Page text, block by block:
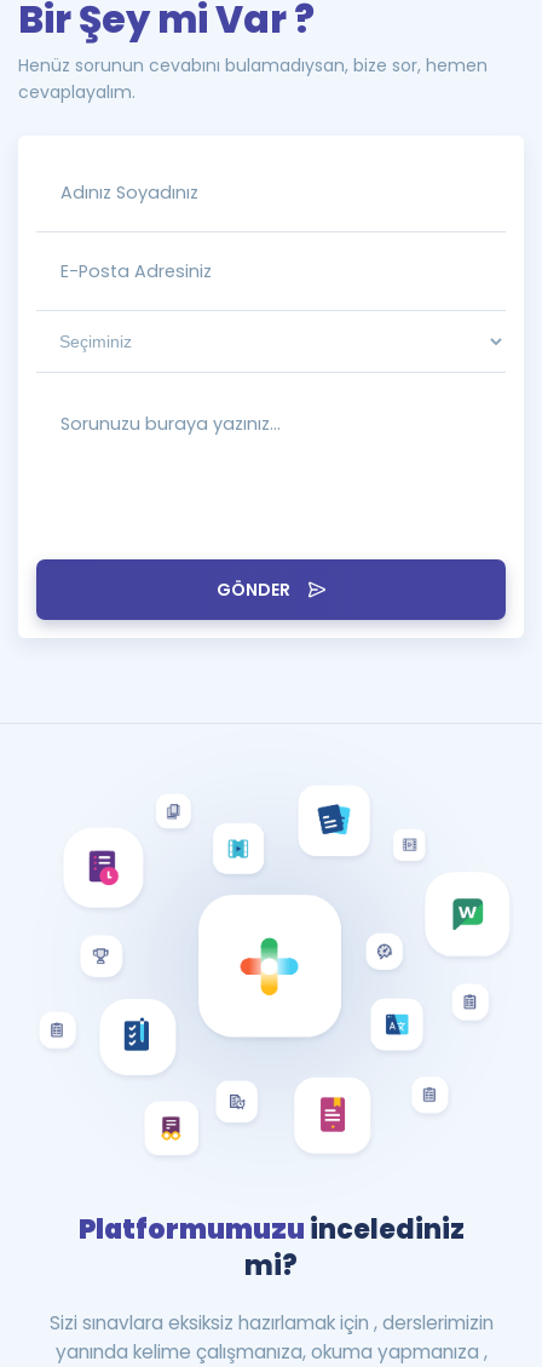
GÖNDER
Bir Şey mi Var ?
Henüz sorunun cevabını bulamadıysan, bize sor, hemen
cevaplayalım.
Platformumuzuincelediniz
mi?
Sizi sınavlara eksiksiz hazırlamak için , derslerimizin
yanında kelime çalışmanıza, okuma yapmanıza ,